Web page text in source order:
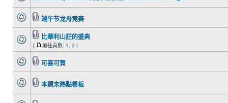
端午节龙舟竞赛
比華利山莊的盛典
[ 前往頁數: 1 2 ]
可喜可賀
本週末熱點看板